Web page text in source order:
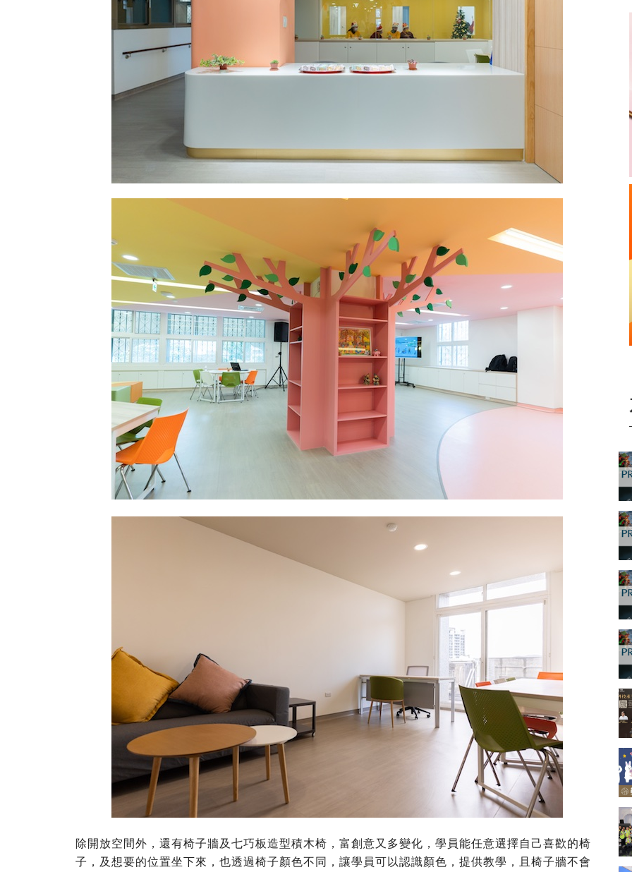
除開放空間外，還有椅子牆及七巧板造型積木椅，富創意又多變化，學員能任意選擇自己喜歡的椅
子，及想要的位置坐下來，也透過椅子顏色不同，讓學員可以認識顏色，提供教學，且椅子牆不會